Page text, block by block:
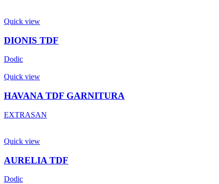
Quick view
DIONIS TDF
Dodic
Quick view
HAVANA TDF GARNITURA
EXTRASAN
Quick view
AURELIA TDF
Dodic